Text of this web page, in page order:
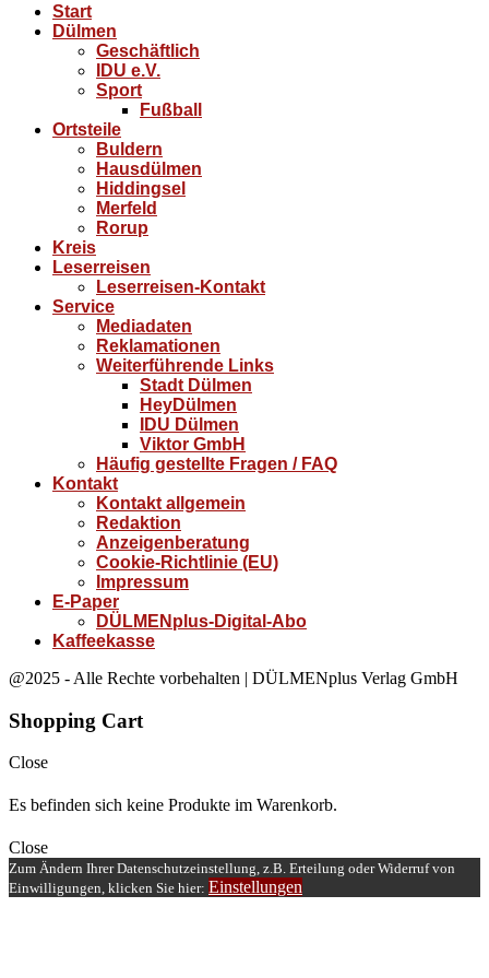
Start
Dülmen
Geschäftlich
IDU e.V.
Sport
Fußball
Ortsteile
Buldern
Hausdülmen
Hiddingsel
Merfeld
Rorup
Kreis
Leserreisen
Leserreisen-Kontakt
Service
Mediadaten
Reklamationen
Weiterführende Links
Stadt Dülmen
HeyDülmen
IDU Dülmen
Viktor GmbH
Häufig gestellte Fragen / FAQ
Kontakt
Kontakt allgemein
Redaktion
Anzeigenberatung
Cookie-Richtlinie (EU)
Impressum
E-Paper
DÜLMENplus-Digital-Abo
Kaffeekasse
@2025 - Alle Rechte vorbehalten | DÜLMENplus Verlag GmbH
Shopping Cart
Close
Es befinden sich keine Produkte im Warenkorb.
Close
Zum Ändern Ihrer Datenschutzeinstellung, z.B. Erteilung oder Widerruf von
Einwilligungen, klicken Sie hier: Einstellungen